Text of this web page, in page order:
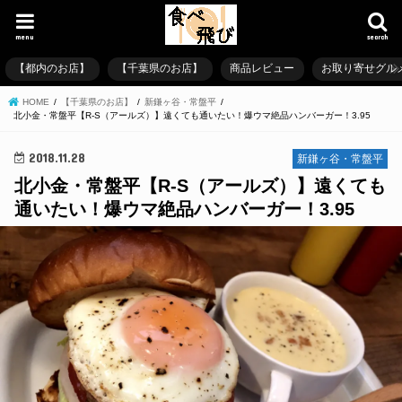
search
menu
【都内のお店】 【千葉県のお店】 商品レビュー お取り寄せグル
HOME 【千葉県のお店】
新鎌ヶ谷・常盤平
北小金・常盤平【R-S（アールズ）】遠くても通いたい！爆ウマ絶品ハンバーガー！3.95
新鎌ヶ谷・常盤平
2018.11.28
北小金・常盤平【R-S（アールズ）】遠くても
通いたい！爆ウマ絶品ハンバーガー！3.95